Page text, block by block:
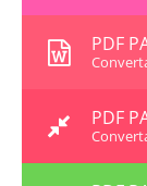
PDF
PDF